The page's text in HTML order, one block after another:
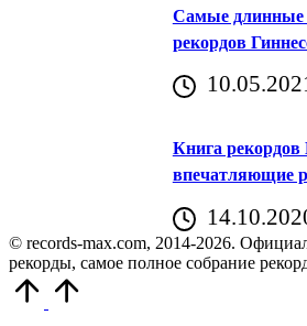
Самые длинные
рекордов
Книга рекордов
впечатляющие
© records-max.com, 2014-2026.
рекорды, самое полное собрание